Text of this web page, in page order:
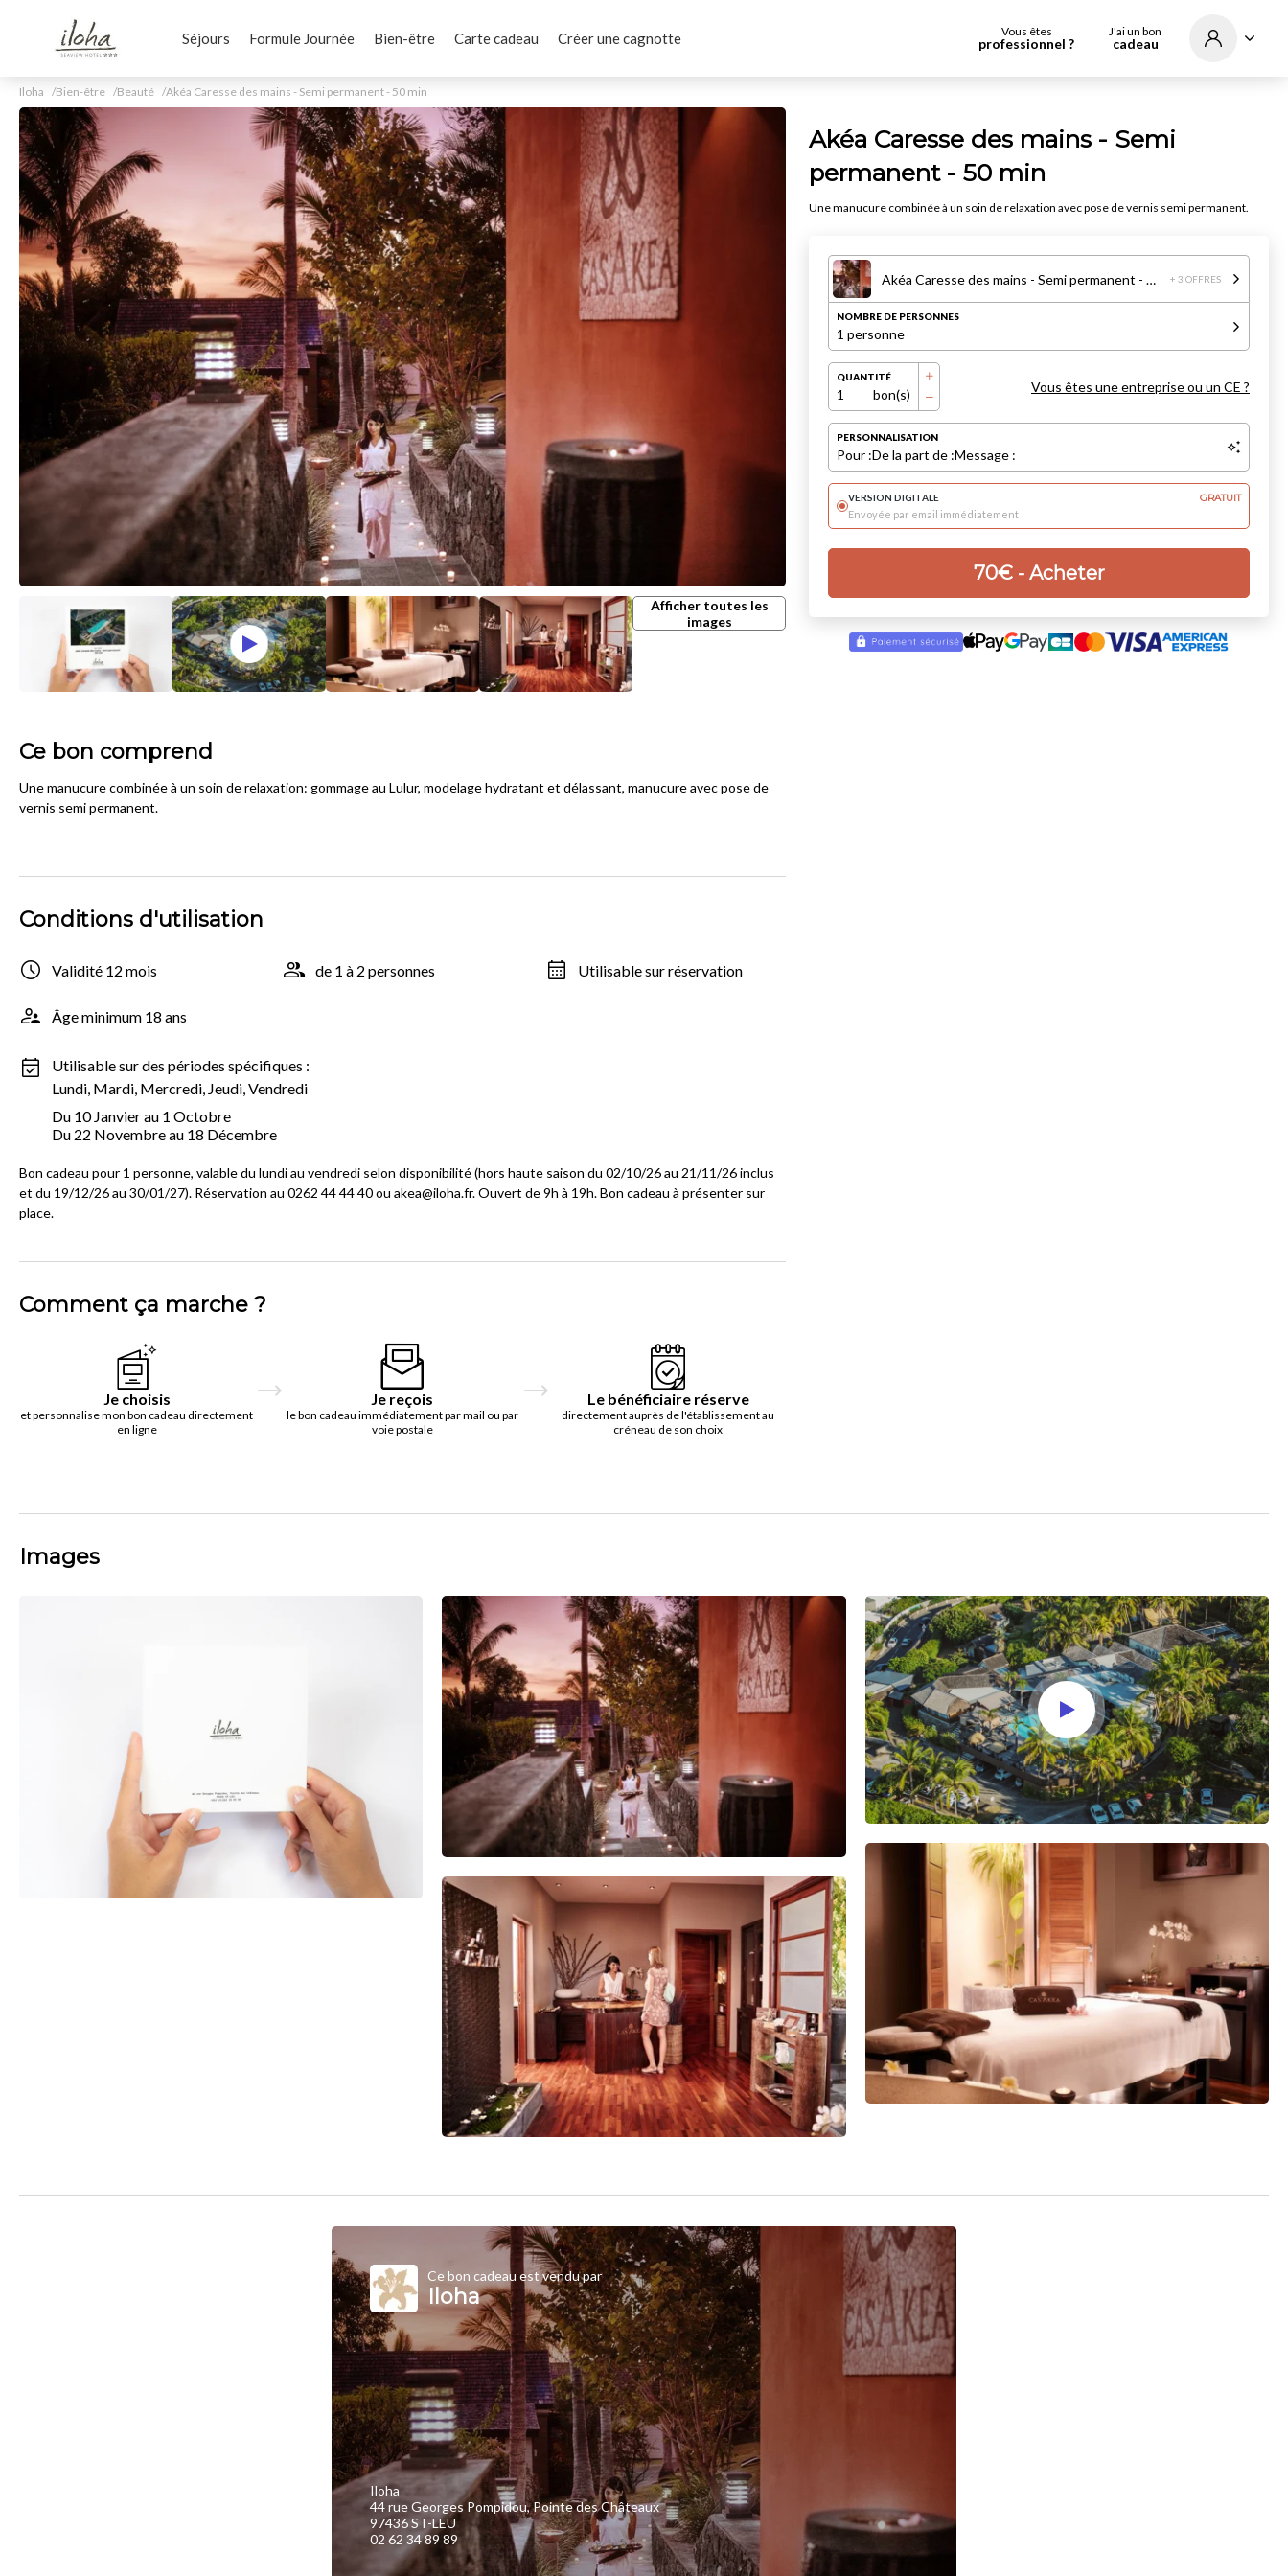
Séjours Formule Journée Bien-être Carte cadeau Créer une cagnotte Vous êtes
professionnel ?
J'ai un bon
cadeau
Iloha Bien-être Beauté Akéa Caresse des mains - Semi permanent - 50 min
Afficher toutes les
images
Akéa Caresse des mains - Semi
permanent - 50 min
Une manucure combinée à un soin de relaxation avec pose de vernis semi permanent.
Akéa Caresse des mains - Semi permanent - 50 min + 3 OFFRES
NOMBRE DE PERSONNES
1 personne
QUANTITÉ
1 bon(s) Vous êtes une entreprise ou un CE ?
PERSONNALISATION
Pour :De la part de :Message :
VERSION DIGITALE
GRATUIT
Envoyée par email immédiatement
70€- Acheter
Ce bon comprend
Une manucure combinée à un soin de relaxation: gommage au Lulur, modelage hydratant et délassant, manucure avec pose de
vernis semi permanent.
Conditions d'utilisation
Validité 12 mois de 1 à 2 personnes Utilisable sur réservation
Âge minimum 18 ans
Utilisable sur des périodes spécifiques :
Lundi, Mardi, Mercredi, Jeudi, Vendredi
Du 10 Janvier au 1 Octobre
Du 22 Novembre au 18 Décembre
Bon cadeau pour 1 personne, valable du lundi au vendredi selon disponibilité (hors haute saison du 02/10/26 au 21/11/26 inclus
et du 19/12/26 au 30/01/27). Réservation au 0262 44 44 40 ou akea@iloha.fr. Ouvert de 9h à 19h. Bon cadeau à présenter sur
place.
Comment ça marche ?
Je choisis
et personnalise mon bon cadeau directement
en ligne
Je reçois
le bon cadeau immédiatement par mail ou par
voie postale
Le bénéficiaire réserve
directement auprès de l'établissement au
créneau de son choix
Images
Ce bon cadeau est vendu par
Iloha
Iloha
44 rue Georges Pompidou, Pointe des Châteaux
97436 ST-LEU
02 62 34 89 89